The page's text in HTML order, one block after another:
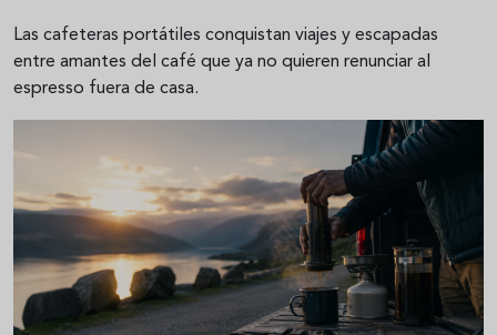
Las cafeteras portátiles conquistan viajes y escapadas
entre amantes del café que ya no quieren renunciar al
espresso fuera de casa.